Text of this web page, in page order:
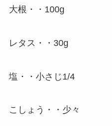
大根・・100g
レタス・・30g
塩・・小さじ1/4
こしょう・・少々